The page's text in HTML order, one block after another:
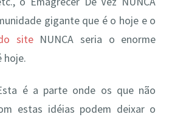
gigante que é o hoje e o
siteNUNCA seria o enorme
hoje.
é a parte onde os que não
estas idéias podem deixar o